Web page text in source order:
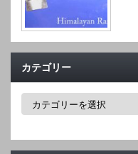
カテゴリー
カ
ー